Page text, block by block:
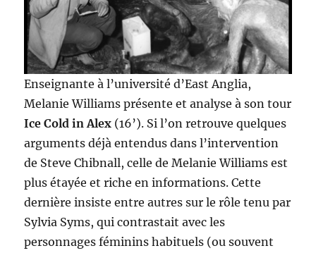
Enseignante à l’université d’East Anglia,
Melanie Williams présente et analyse à son tour
Ice Cold in Alex (16’). Si l’on retrouve quelques
arguments déjà entendus dans l’intervention
de Steve Chibnall, celle de Melanie Williams est
plus étayée et riche en informations. Cette
dernière insiste entre autres sur le rôle tenu par
Sylvia Syms, qui contrastait avec les
personnages féminins habituels (ou souvent